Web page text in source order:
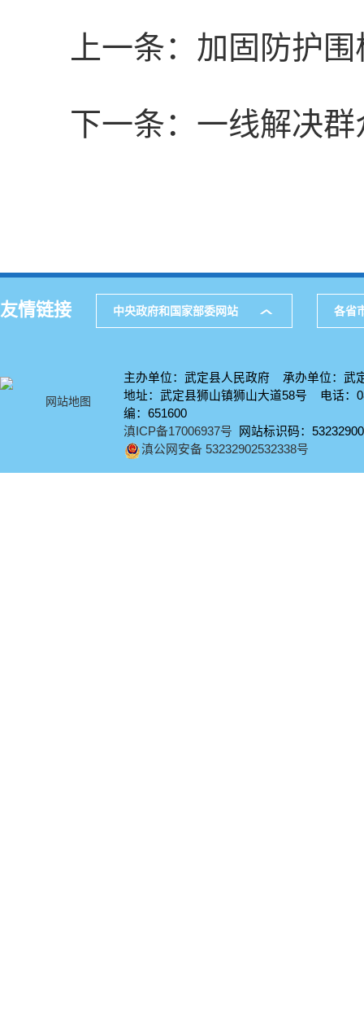
上一条： 加固防护
下一条： 一线解决
友情链接 中央政府和国家部委网站 各省
网站地图
主办单位：武定县人民政府 承办单位：武
地址：武定县狮山镇狮山大道58号 电话
编：651600
滇ICP备17006937号 网站标识码：
滇公网安备 53232902532338号